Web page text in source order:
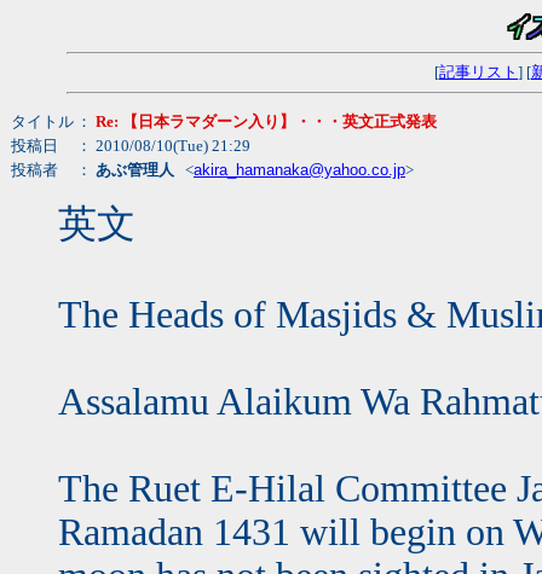
[記事リスト ] [
タイトル ： Re: 【日本ラマダーン入り】・・・英文正式発表
投稿日
： 2010/08/10(Tue) 21:29
投稿者
： あぶ管理人 <akira_hamanaka@yahoo.co.jp>
英文
The Heads of Masjids &
Assalamu Alaikum Wa
The Ruet E-Hilal Committee
Ramadan 1431 will begin on